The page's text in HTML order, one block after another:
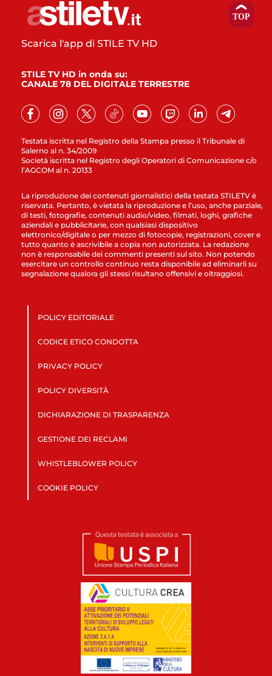
Testata iscritta nel Registro della Stampa presso il Tribunale di
Salerno al n. 34/2009
Società iscritta nel Registro degli Operatori di Comunicazione c/o
l’AGCOM al n. 20133
Scarica l'app di STILE TV HD
STILE TV HD in onda su:
CANALE 78 DEL DIGITALE TERRESTRE
La riproduzione dei contenuti giornalistici della testata STILETV è
riservata. Pertanto, è vietata la riproduzione e l’uso, anche parziale,
di testi, fotografie, contenuti audio/video, filmati, loghi, grafiche
aziendali e pubblicitarie, con qualsiasi dispositivo
elettronico/digitale o per mezzo di fotocopie, registrazioni, cover e
tutto quanto è ascrivibile a copia non autorizzata. La redazione
non è responsabile dei commenti presenti sul sito. Non potendo
esercitare un controllo continuo resta disponibile ad eliminarli su
segnalazione qualora gli stessi risultano offensivi e oltraggiosi.
POLICY EDITORIALE
CODICE ETICO CONDOTTA
PRIVACY POLICY
POLICY DIVERSITÀ
DICHIARAZIONE DI TRASPARENZA
GESTIONE DEI RECLAMI
WHISTLEBLOWER POLICY
COOKIE POLICY